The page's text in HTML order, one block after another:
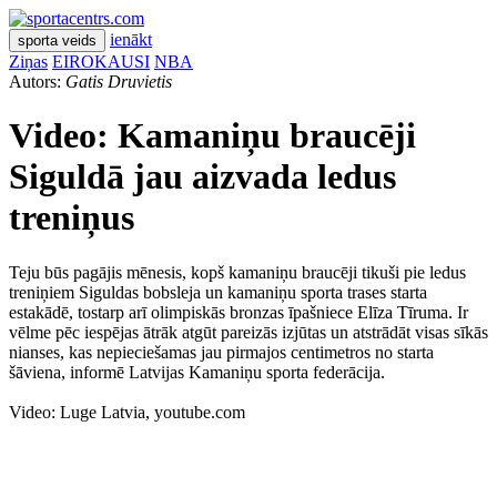
sporta veids
ienākt
Ziņas EIROKAUSI NBA
Autors: Gatis Druvietis
Video: Kamaniņu braucēji
Siguldā jau aizvada ledus
treniņus
Teju būs pagājis mēnesis, kopš kamaniņu braucēji tikuši pie ledus
treniņiem Siguldas bobsleja un kamaniņu sporta trases starta
estakādē, tostarp arī olimpiskās bronzas īpašniece Elīza Tīruma. Ir
vēlme pēc iespējas ātrāk atgūt pareizās izjūtas un atstrādāt visas sīkās
nianses, kas nepieciešamas jau pirmajos centimetros no starta
šāviena, informē Latvijas Kamaniņu sporta federācija.
Video: Luge Latvia, youtube.com